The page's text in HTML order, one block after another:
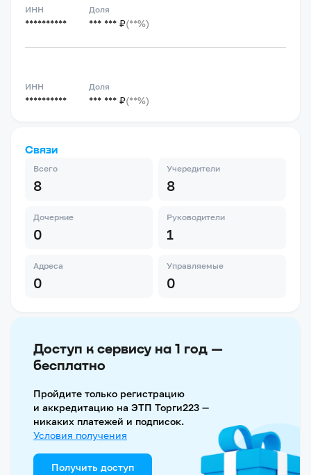
ИНН
**********
Доля
*** *** ₽(**%)
ИНН
**********
Доля
*** *** ₽(**%)
Связи
Всего
8
Учередители
8
Дочерние
0
Руководители
1
Адреса
0
Управляемые
0
Доступ к сервису на 1 год —
бесплатно
Пройдите только регистрацию
и аккредитацию на ЭТП Торги223 —
никаких платежей и подписок.
Условия получения
Получить доступ